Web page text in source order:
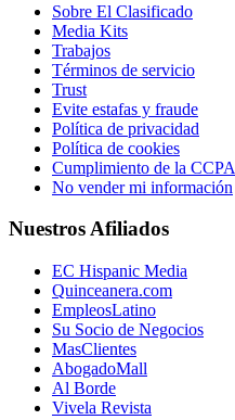
Sobre El Clasificado
Media Kits
Trabajos
Términos de servicio
Trust
Evite estafas y fraude
Política de privacidad
Política de cookies
Cumplimiento de la CCPA
No vender mi información
Nuestros Afiliados
EC Hispanic Media
Quinceanera.com
EmpleosLatino
Su Socio de Negocios
MasClientes
AbogadoMall
Al Borde
Vivela Revista